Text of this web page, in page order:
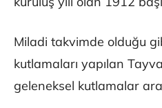
Miladi takvimde olduğu
kutlamaları yapılan
geleneksel kutlamalar